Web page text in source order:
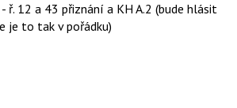
ř. 12 a 43 přiznání a KH A.2 (bude hlásit
je to tak v pořádku)